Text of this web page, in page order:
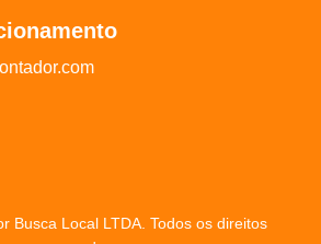
Busca Local LTDA. Todos os direitos